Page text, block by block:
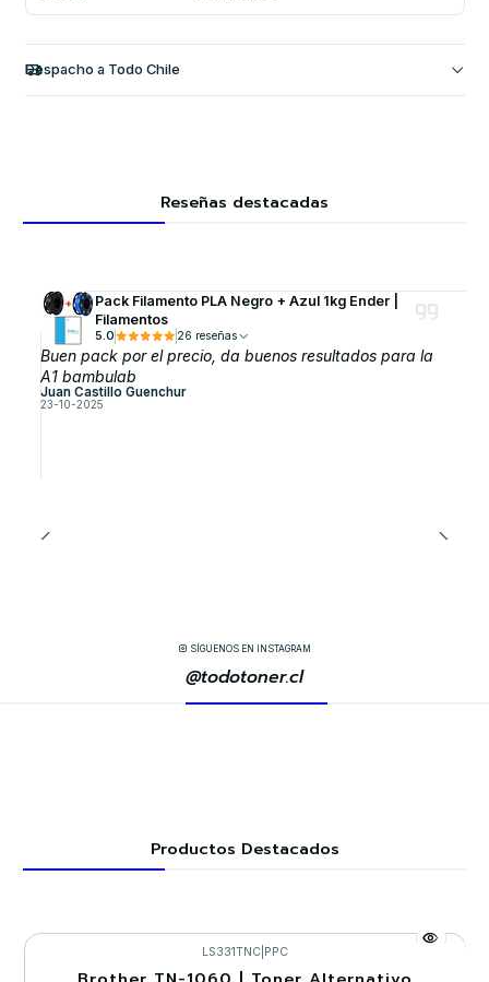
Despacho a Todo Chile
Reseñas destacadas
Pack Filamento PLA Negro + Azul 1kg Ender |
Filamentos
5.0 26 reseñas
Buen pack por el precio, da buenos resultados para la
A1 bambulab
Juan Castillo Guenchur
23-10-2025
SÍGUENOS EN INSTAGRAM
@todotoner.cl
Productos Destacados
LS331TNC| PPC